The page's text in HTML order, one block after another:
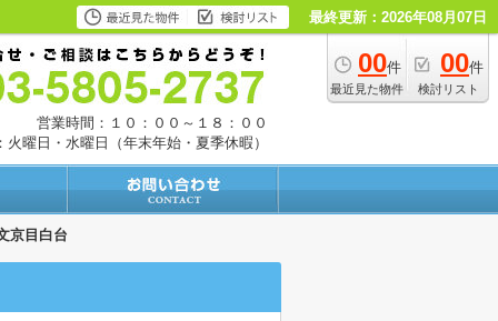
最終更新：2026年08月07日
00件
最近見た物件
00件
検討リスト
営業時間：１０：００～１８：００
火曜日・水曜日（年末年始・夏季休暇）
京目白台